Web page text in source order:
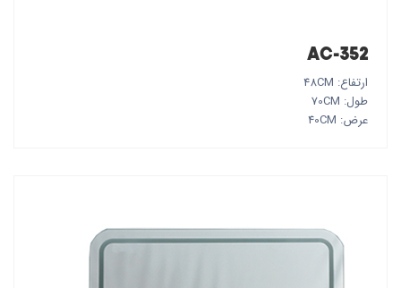
AC-352
ارتفاع: 48CM
طول: 70CM
عرض: 40CM